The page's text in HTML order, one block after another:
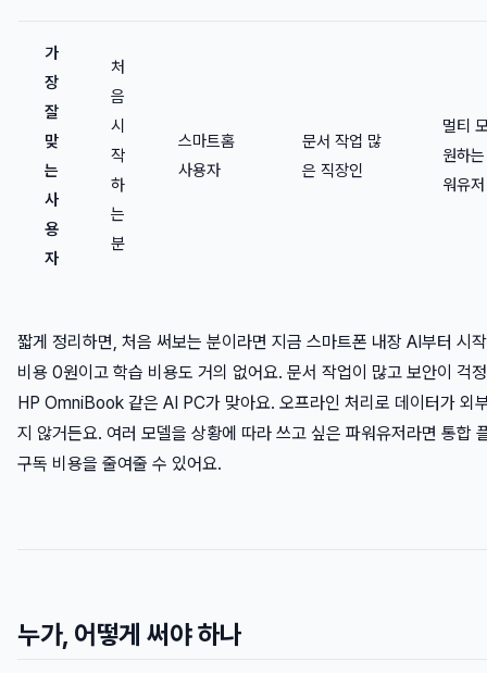
가
장
잘
맞
는
사
용
자
처
음
시
작
하
는
분
스마트홈
사용자
문서 작업 많
은 직장인
멀티
원하
워유저
짧게 정리하면, 처음 써보는 분이라면 지금 스마트폰 내장 AI부터 시
비용 0원이고 학습 비용도 거의 없어요. 문서 작업이 많고 보안이 걱
HP OmniBook 같은 AI PC가 맞아요. 오프라인 처리로 데이터가 외
지 않거든요. 여러 모델을 상황에 따라 쓰고 싶은 파워유저라면 통합
구독 비용을 줄여줄 수 있어요.
누가, 어떻게 써야 하나